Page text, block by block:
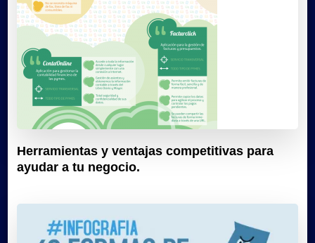
Herramientas y ventajas competitivas para
ayudar a tu negocio.